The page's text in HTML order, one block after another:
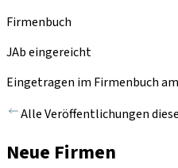
Firmenbuch
JAb eingereicht
Eingetragen im Firmenbuch am
Alle Veröffentlichungen
Neue Firmen